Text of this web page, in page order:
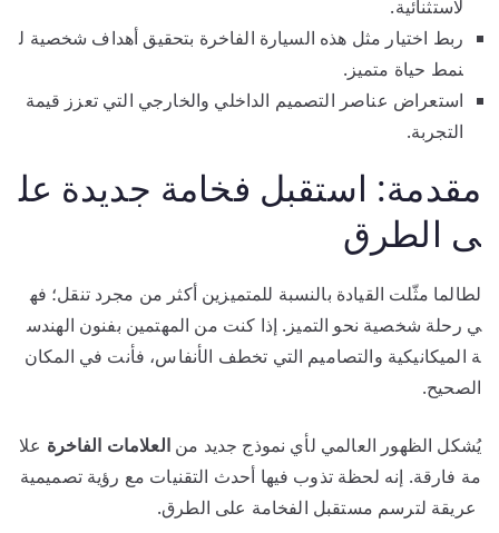
لاستثنائية.
ربط اختيار مثل هذه السيارة الفاخرة بتحقيق أهداف شخصية ل
نمط حياة متميز.
استعراض عناصر التصميم الداخلي والخارجي التي تعزز قيمة
التجربة.
مقدمة: استقبل فخامة جديدة عل
ى الطرق
لطالما مثّلت القيادة بالنسبة للمتميزين أكثر من مجرد تنقل؛ فه
ي رحلة شخصية نحو التميز. إذا كنت من المهتمين بفنون الهندس
ة الميكانيكية والتصاميم التي تخطف الأنفاس، فأنت في المكان
الصحيح.
يُشكل الظهور العالمي لأي نموذج جديد منالعلامات الفاخرة علا
مة فارقة. إنه لحظة تذوب فيها أحدث التقنيات مع رؤية تصميمية
عريقة لترسم مستقبل الفخامة على الطرق.